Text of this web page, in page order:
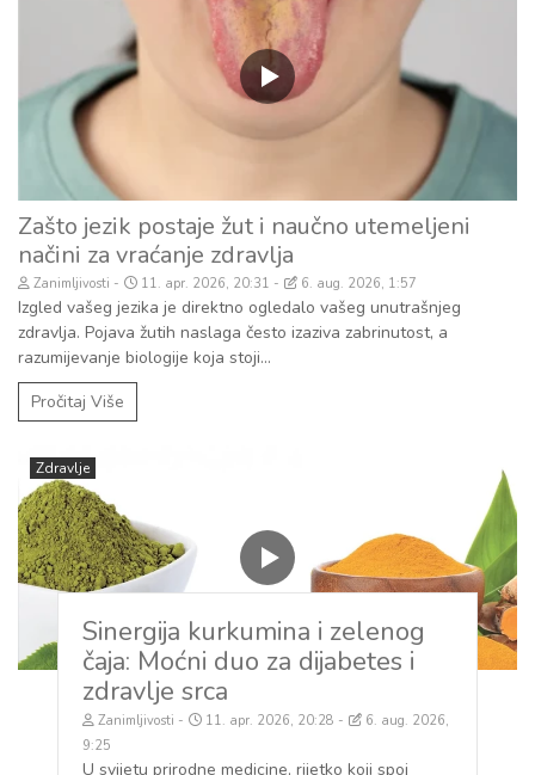
Zašto jezik postaje žut i naučno utemeljeni
načini za vraćanje zdravlja
Zanimljivosti 11. apr. 2026, 20:31 6. aug. 2026, 1:57
Izgled vašeg jezika je direktno ogledalo vašeg unutrašnjeg
zdravlja. Pojava žutih naslaga često izaziva zabrinutost, a
razumijevanje biologije koja stoji...
Pročitaj Više
Zdravlje
Sinergija kurkumina i zelenog
čaja: Moćni duo za dijabetes i
zdravlje srca
Zanimljivosti 11. apr. 2026, 20:28
6. aug. 2026,
9:25
U svijetu prirodne medicine, rijetko koji spoj